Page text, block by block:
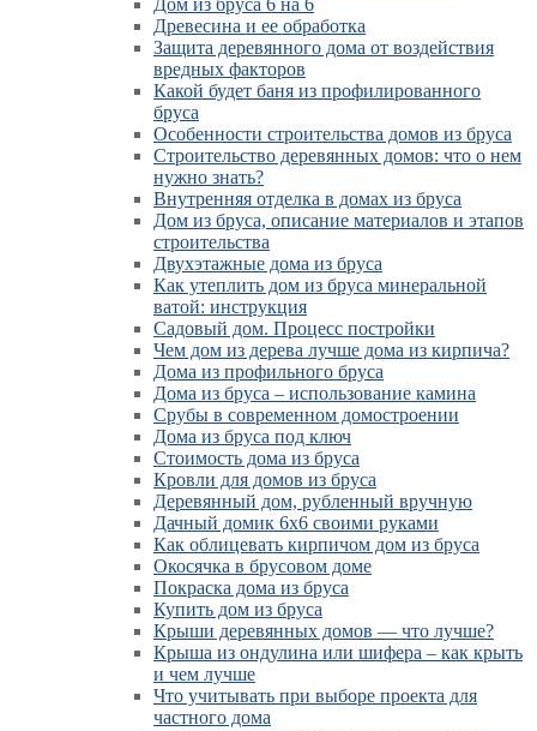
Дом из бруса 6 на 6
Древесина и ее обработка
Защита деревянного дома от воздействия
вредных факторов
Какой будет баня из профилированного
бруса
Особенности строительства домов из бруса
Строительство деревянных домов: что о нем
нужно знать?
Внутренняя отделка в домах из бруса
Дом из бруса, описание материалов и этапов
строительства
Двухэтажные дома из бруса
Как утеплить дом из бруса минеральной
ватой: инструкция
Садовый дом. Процесс постройки
Чем дом из дерева лучше дома из кирпича?
Дома из профильного бруса
Дома из бруса – использование камина
Срубы в современном домостроении
Дома из бруса под ключ
Стоимость дома из бруса
Кровли для домов из бруса
Деревянный дом, рубленный вручную
Дачный домик 6х6 своими руками
Как облицевать кирпичом дом из бруса
Окосячка в брусовом доме
Покраска дома из бруса
Купить дом из бруса
Крыши деревянных домов — что лучше?
Крыша из ондулина или шифера – как крыть
и чем лучше
Что учитывать при выборе проекта для
частного дома